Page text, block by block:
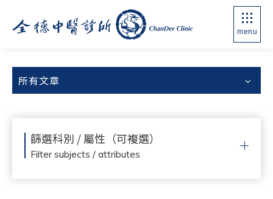
menu
所有文章
篩選科別 / 屬性（可複選）
Filter subjects / attributes